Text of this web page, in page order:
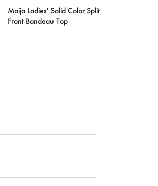
Maija Ladies' Solid Color Split
Front Bandeau Top